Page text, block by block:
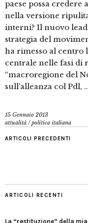
paese possa credere
nella versione
interni? Il nuovo
strategia del
ha rimesso al centro
centrale nelle fasi di
“macroregione del
sull’alleanza col Pdl,
15 Gennaio 2013
attualità /politica italiana
ARTICOLI PRECEDENTI
ARTICOLI RECENTI
La “restituzione” della